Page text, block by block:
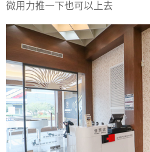
微用力推一下也可以上去